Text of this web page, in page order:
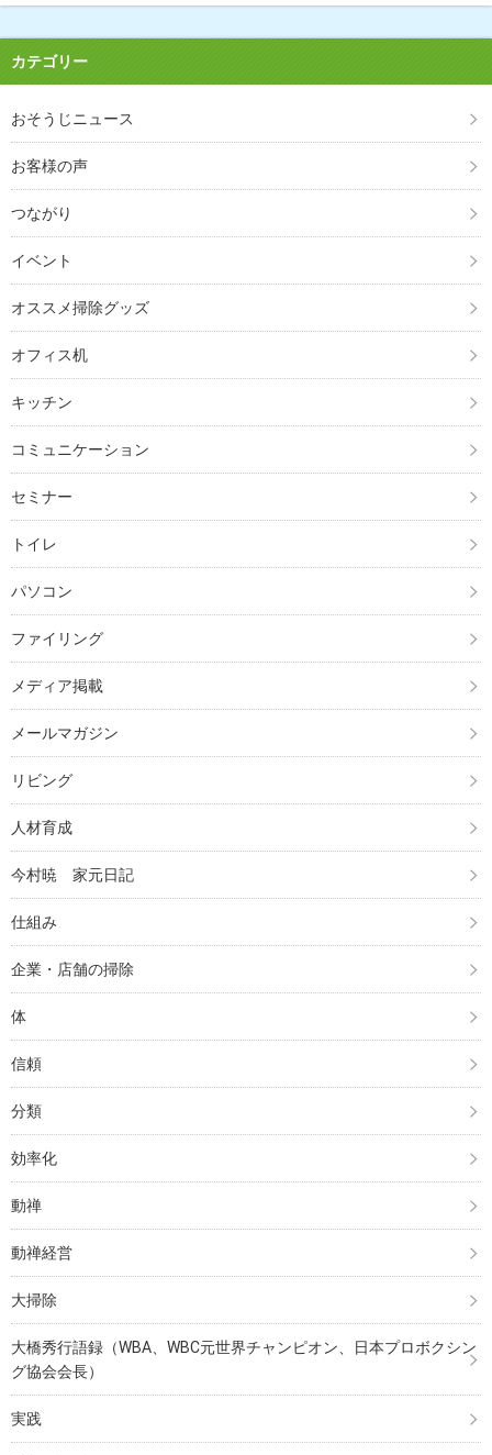
カテゴリー
おそうじニュース
お客様の声
つながり
イベント
オススメ掃除グッズ
オフィス机
キッチン
コミュニケーション
セミナー
トイレ
パソコン
ファイリング
メディア掲載
メールマガジン
リビング
人材育成
今村暁 家元日記
仕組み
企業・店舗の掃除
体
信頼
分類
効率化
動禅
動禅経営
大掃除
大橋秀行語録（WBA、WBC元世界チャンピオン、日本プロボクシン
グ協会会長）
実践